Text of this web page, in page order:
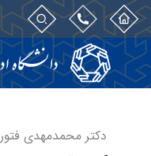
دکتر محمدمهدی